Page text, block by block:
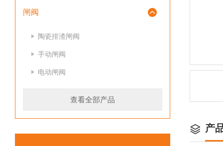
闸阀
陶瓷排渣闸阀
手动闸阀
电动闸阀
查看全部产品
产